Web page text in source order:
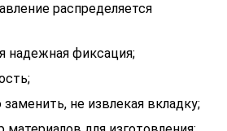
распределяется
надежная фиксация;
не извлекая вкладку;